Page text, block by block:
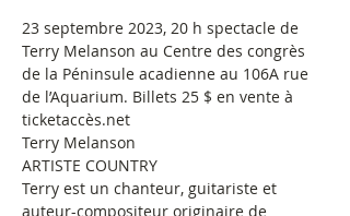
23 septembre 2023, 20 h spectacle de
Terry Melanson au Centre des congrès
de la Péninsule acadienne au 106A rue
de l’Aquarium. Billets 25 $ en vente à
ticketaccès.net
Terry Melanson
ARTISTE COUNTRY
Terry est un chanteur, guitariste et
auteur-compositeur originaire de